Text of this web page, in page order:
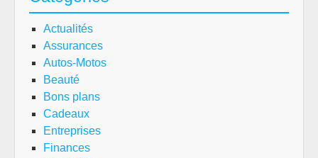
Actualités
Assurances
Autos-Motos
Beauté
Bons plans
Cadeaux
Entreprises
Finances